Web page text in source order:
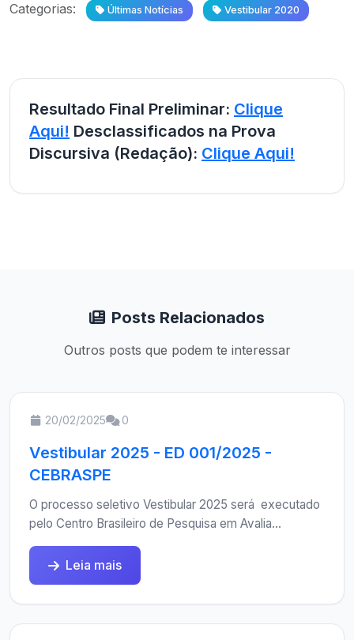
Categorias: Últimas Notícias Vestibular 2020
Resultado Final Preliminar: Clique
Aqui! Desclassificados na Prova
Discursiva (Redação): Clique Aqui!
Posts Relacionados
Outros posts que podem te interessar
20/02/2025 0
Vestibular 2025 - ED 001/2025 -
CEBRASPE
O processo seletivo Vestibular 2025 será executado
pelo Centro Brasileiro de Pesquisa em Avalia...
Leia mais